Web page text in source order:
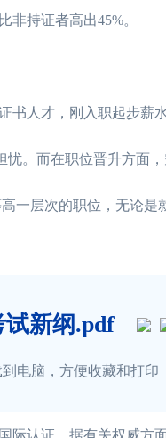
非持证者高出45%。
人才，刚入职起步薪
忧。而在职位晋升方面
一层次的职位，无论
新纲.pdf
电脑，方便收藏和打印
认证。据有关权威方